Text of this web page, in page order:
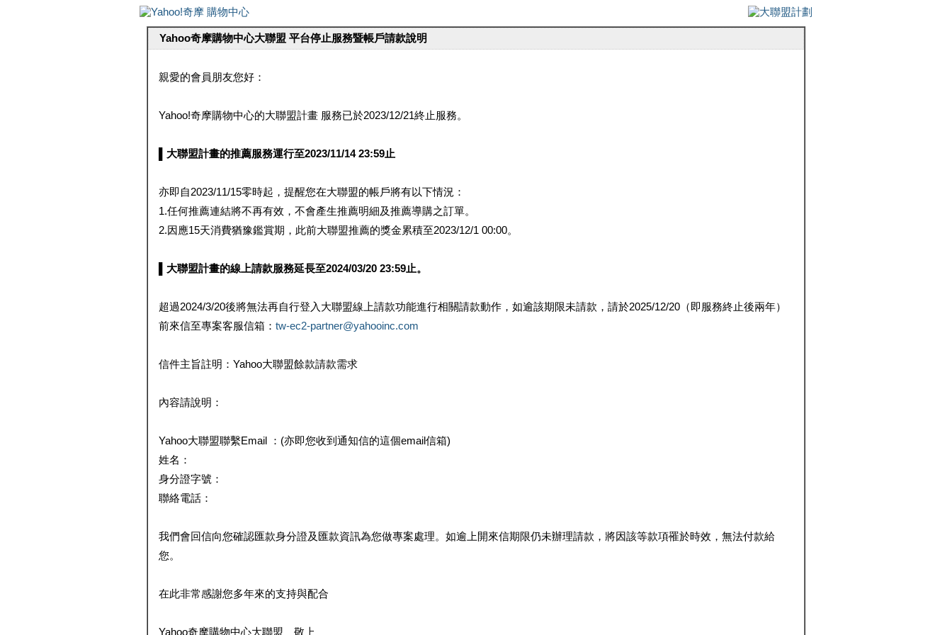
Yahoo奇摩購物中心大聯盟 平台停止服務暨帳戶請款說明
親愛的會員朋友您好：
Yahoo!奇摩購物中心的大聯盟計畫 服務已於2023/12/21終止服務。
▌大聯盟計畫的推薦服務運行至2023/11/14 23:59止
亦即自2023/11/15零時起，提醒您在大聯盟的帳戶將有以下情況：
1.任何推薦連結將不再有效，不會產生推薦明細及推薦導購之訂單。
2.因應15天消費猶豫鑑賞期，此前大聯盟推薦的獎金累積至2023/12/1 00:00。
▌大聯盟計畫的線上請款服務延長至2024/03/20 23:59止。
超過2024/3/20後將無法再自行登入大聯盟線上請款功能進行相關請款動作，如逾該期限未請款，請於2025/12/20（即服務終止後兩年）
前來信至專案客服信箱： tw-ec2-partner@yahooinc.com
信件主旨註明：Yahoo大聯盟餘款請款需求
內容請說明：
Yahoo大聯盟聯繫Email ：(亦即您收到通知信的這個email信箱)
姓名：
身分證字號：
聯絡電話：
我們會回信向您確認匯款身分證及匯款資訊為您做專案處理。如逾上開來信期限仍未辦理請款，將因該等款項罹於時效，無法付款給
您。
在此非常感謝您多年來的支持與配合
Yahoo奇摩購物中心大聯盟 敬上